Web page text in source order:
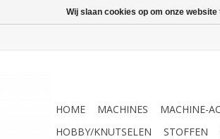
HOME MACHINES MACHINE-
HOBBY/KNUTSELEN
STOFFEN
Wij slaan cookies op om onze